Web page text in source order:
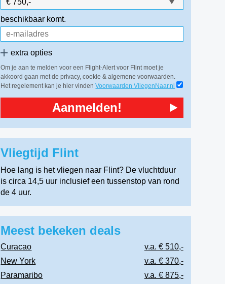
beschikbaar komt.
extra opties
Om je aan te melden voor een Flight-Alert voor Flint moet je
akkoord gaan met de privacy, cookie & algemene voorwaarden.
Het regelement kan je hier vindenVoorwaarden VliegenNaar.nl
Aanmelden!
Vliegtijd Flint
Hoe lang is het vliegen naar Flint? De vluchtduur
is circa 14,5 uur inclusief een tussenstop van rond
de 4 uur.
Meest bekeken deals
Curacao
v.a. € 510,-
New York
v.a. € 370,-
Paramaribo
v.a. € 875,-